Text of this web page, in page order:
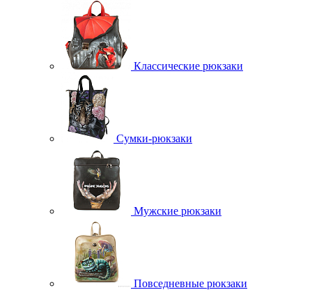
Классические рюкзаки
Сумки-рюкзаки
Мужские рюкзаки
Повседневные рюкзаки